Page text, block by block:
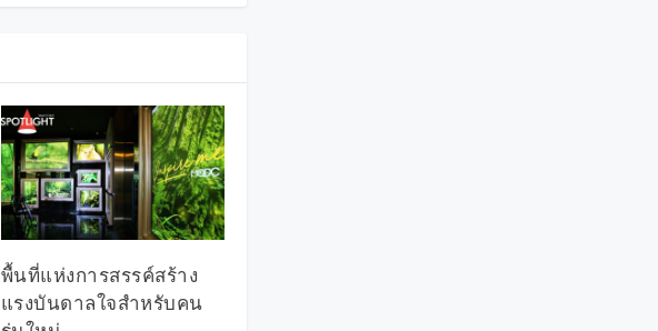
พื้นที่แห่งการสรรค์สร้าง
แรงบันดาลใจสำหรับคน